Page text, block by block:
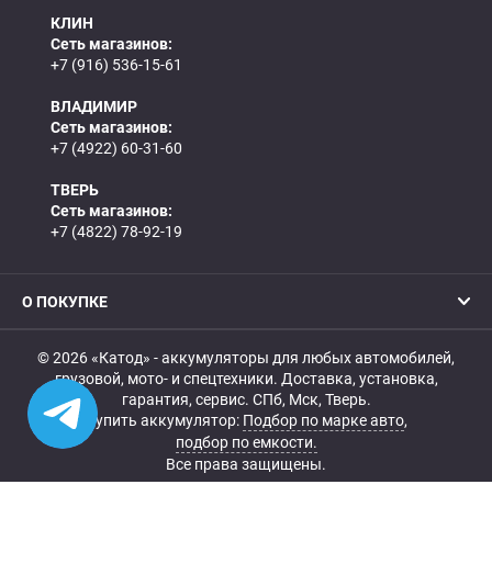
КЛИН
Сеть магазинов:
+7 (916) 536-15-61
ВЛАДИМИР
Сеть магазинов:
+7 (4922) 60-31-60
ТВЕРЬ
Сеть магазинов:
+7 (4822) 78-92-19
О ПОКУПКЕ
© 2026 «Катод» - аккумуляторы для любых автомобилей,
грузовой, мото- и спецтехники. Доставка, установка,
гарантия, сервис. СПб, Мск, Тверь.
Купить аккумулятор: Подбор по марке авто,
подбор по емкости.
Все права защищены.